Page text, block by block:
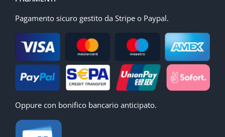
Pagamento sicuro gestito da Stripe o Paypal.
Oppure con bonifico bancario anticipato.